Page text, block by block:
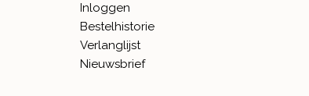
Inloggen
Bestelhistorie
Verlanglijst
Nieuwsbrief